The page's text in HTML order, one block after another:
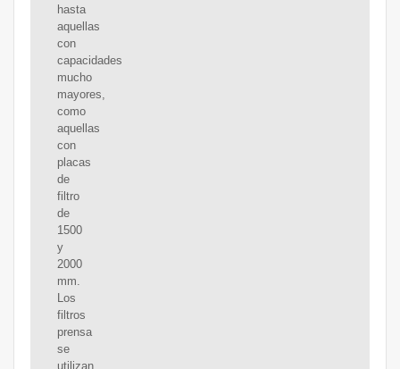
hasta
aquellas
con
capacidades
mucho
mayores,
como
aquellas
con
placas
de
filtro
de
1500
y
2000
mm.
Los
filtros
prensa
se
utilizan